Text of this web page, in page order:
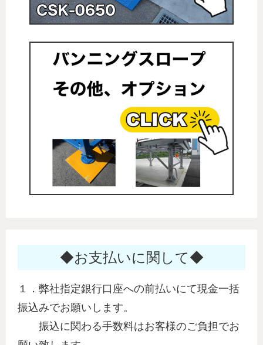
◆お支払いに関して◆
１．弊社指定銀行口座への前払いにて現金一括
振込みでお願いします。
振込に関わる手数料はお客様のご負担でお